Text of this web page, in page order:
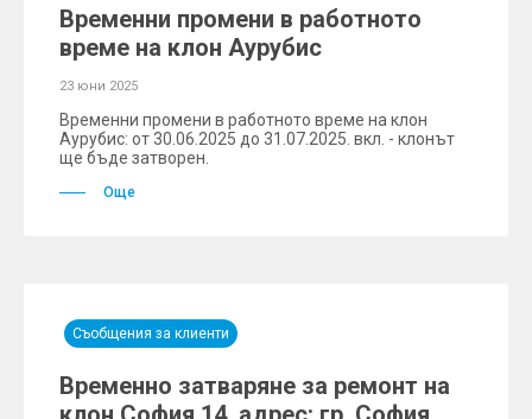
Временни промени в работното
време на клон Аурубис
23 юни 2025
Временни промени в работното време на клон
Аурубис: от 30.06.2025 до 31.07.2025. вкл. - клонът
ще бъде затворен.
Още
Съобщения за клиенти
Временно затваряне за ремонт на